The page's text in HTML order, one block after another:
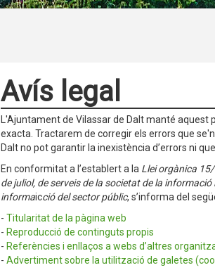
Avís legal
L'Ajuntament de Vilassar de Dalt manté
exacta. Tractarem de corregir els errors que
Dalt no pot garantir la inexistència d’errors ni
En conformitat a l’establert a la Llei orgànica
de juliol, de serveis de la societat de la
informaicció del sector públic, s’informa del
- Titularitat de la pàgina web
- Reproducció de continguts propis
- Referències i enllaços a webs d’altres
- Advertiment sobre la utilització de galetes